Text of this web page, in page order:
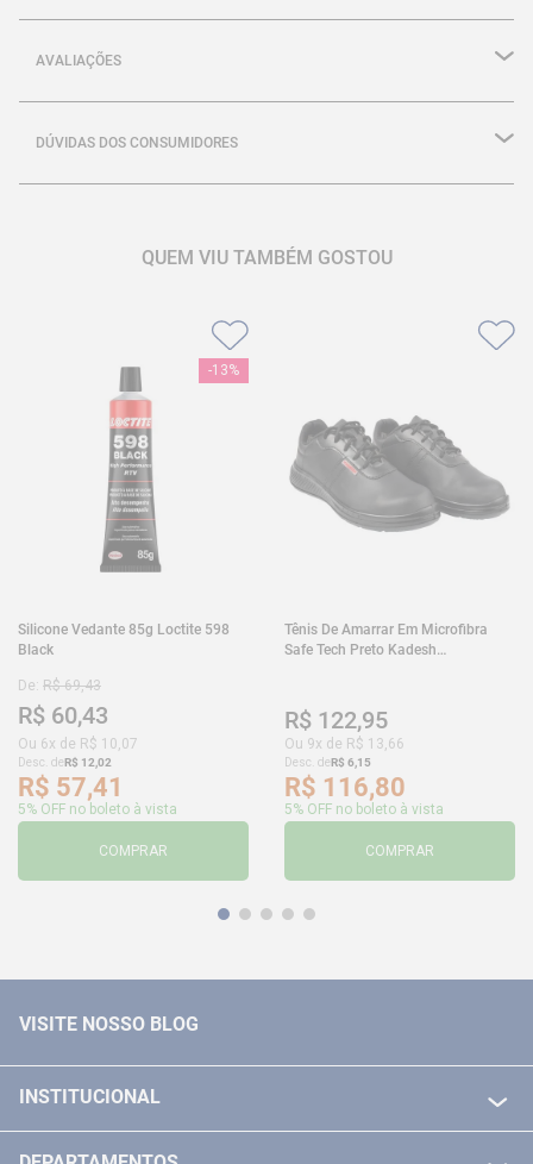
AVALIAÇÕES
DÚVIDAS DOS CONSUMIDORES
QUEM VIU TAMBÉM GOSTOU
-13%
Silicone Vedante 85g Loctite 598
Black
De: R$ 69,43
R$ 60,43
Ou 6x de R$ 10,07
Desc. deR$ 12,02
R$ 57,41
5% OFF no boleto à vista
COMPRAR
Tênis De Amarrar Em Microfibra
Safe Tech Preto Kadesh
R$ 122,95
Ou 9x de R$ 13,66
Desc. deR$ 6,15
R$ 116,80
5% OFF no boleto à vista
COMPRAR
VISITE NOSSO BLOG
INSTITUCIONAL